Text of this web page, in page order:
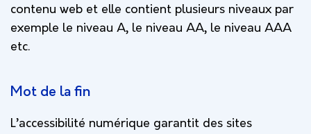
contenu web et elle contient plusieurs niveaux par
exemple le niveau A, le niveau AA, le niveau AAA
etc.
Mot de la fin
L’accessibilité numérique garantit des sites